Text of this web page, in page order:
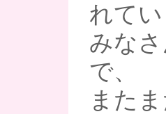
れてい
みな
で、
また